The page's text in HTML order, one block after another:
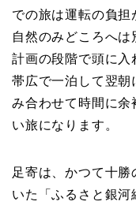
での旅は運転の負担
自然のみどころへは
計画の段階で頭に入
帯広で一泊して翌朝
み合わせて時間に余
い旅になります。
足寄は、かつて十
いた「ふるさと銀河